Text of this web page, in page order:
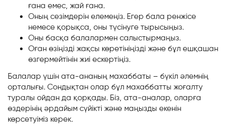
ғана емес, жай ғана.
Оның сезімдерін елемеңіз. Егер бала ренжісе
немесе қорықса, оны түсінуге тырысыңыз.
Оны басқа балалармен салыстырмаңыз.
Оған өзіңізді жақсы көретініңізді және бұл ешқашан
өзгермейтінін жиі ескертіңіз.
Балалар үшін ата-ананың махаббаты – бүкіл әлемнің
орталығы. Сондықтан олар бұл махаббатты жоғалту
туралы ойдан да қорқады. Біз, ата-аналар, оларға
өздерінің әрдайым сүйікті және маңызды екенін
көрсетуіміз керек.